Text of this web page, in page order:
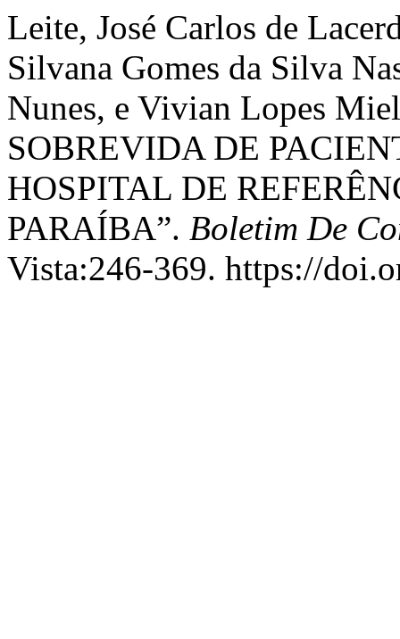
Leite, José Carlos de
Silvana Gomes da Silva
Nunes, e Vivian Lopes
SOBREVIDA DE
HOSPITAL DE
PARAÍBA”. Boletim De
Vista:246-369. https://